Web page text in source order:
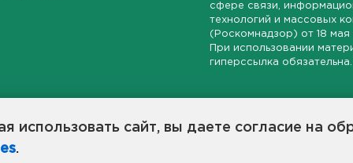
использовать сайт, вы даете согласие на
.
сфере связи,
технологий и массовых
(Роскомнадзор) от 18 мая
При использовании
гиперссылка обязательна.
области, экономической и инвестиционной активности в
станет популярной и конструктивной площадкой
в 47-м регионе России.